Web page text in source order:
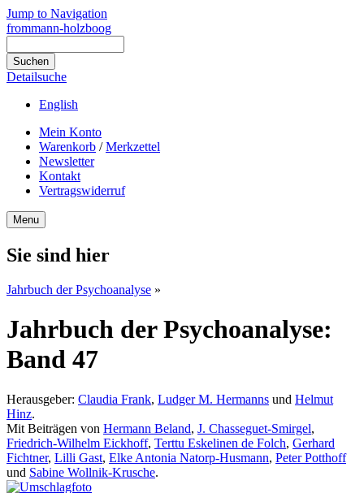
Jump to Navigation
frommann-holzboog
Detailsuche
English
Mein Konto
Warenkorb /Merkzettel
Newsletter
Kontakt
Vertragswiderruf
Menu
Sie sind hier
Jahrbuch der Psychoanalyse »
Jahrbuch der Psychoanalyse:
Band 47
Herausgeber: Claudia Frank, Ludger M. Hermanns und Helmut
Hinz.
Mit Beiträgen von Hermann Beland, J. Chasseguet-Smirgel,
Friedrich-Wilhelm Eickhoff, Terttu Eskelinen de Folch, Gerhard
Fichtner, Lilli Gast, Elke Antonia Natorp-Husmann, Peter Potthoff
und Sabine Wollnik-Krusche.